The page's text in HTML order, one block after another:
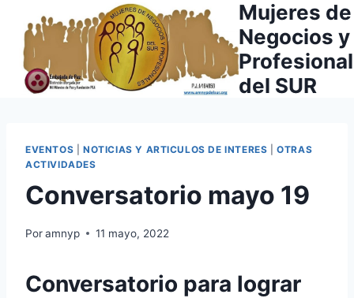
contenido
Mujeres de
Negocios y
del SUR
EVENTOS NOTICIAS Y ARTICULOS DE INTERES |OTRAS
ACTIVIDADES
Conversatorio mayo 19
Poramnyp 11 mayo, 2022
Conversatorio para lograr